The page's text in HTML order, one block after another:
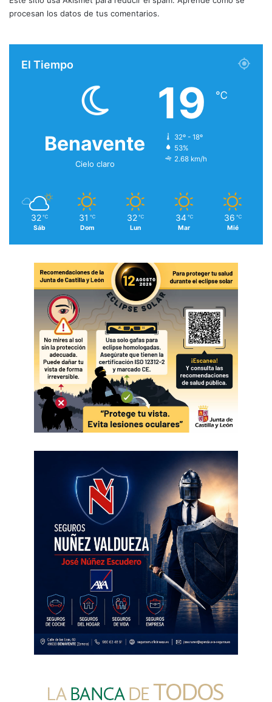
procesan los datos de tus comentarios.
El Tiempo
Benavente
Cielo claro
19 ℃
32º - 18º
53%
2.68 km/h
32 ℃
Sáb
31 ℃
Dom
32 ℃
Lun
34 ℃
Mar
36 ℃
Mié